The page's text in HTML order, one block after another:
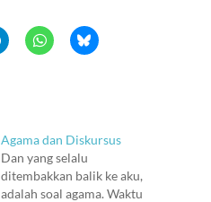
Agama dan Diskursus
Dan yang selalu
ditembakkan balik ke aku,
adalah soal agama. Waktu